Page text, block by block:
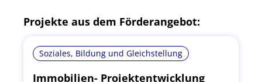
Projekte aus dem Förderangebot:
Soziales, Bildung und Gleichstellung
Immobilien- Projektentwicklung